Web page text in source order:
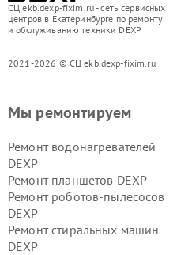
СЦ ekb.dexp-fixim.ru - сеть сервисных
центров в Екатеринбурге по ремонту
и обслуживанию техники DEXP
2021-2026 © СЦ ekb.dexp-fixim.ru
Мы ремонтируем
Ремонт водонагревателей
DEXP
Ремонт планшетов DEXP
Ремонт роботов-пылесосов
DEXP
Ремонт стиральных машин
DEXP